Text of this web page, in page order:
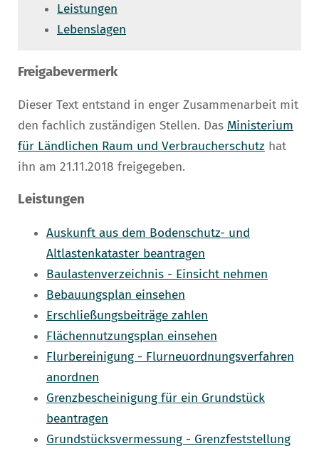
Leistungen
Lebenslagen
Freigabevermerk
Dieser Text entstand in enger Zusammenarbeit mit
den fachlich zuständigen Stellen. Das Ministerium
für Ländlichen Raum und Verbraucherschutz hat
ihn am 21.11.2018 freigegeben.
Leistungen
Auskunft aus dem Bodenschutz- und
Altlastenkataster beantragen
Baulastenverzeichnis - Einsicht nehmen
Bebauungsplan einsehen
Erschließungsbeiträge zahlen
Flächennutzungsplan einsehen
Flurbereinigung - Flurneuordnungsverfahren
anordnen
Grenzbescheinigung für ein Grundstück
beantragen
Grundstücksvermessung - Grenzfeststellung